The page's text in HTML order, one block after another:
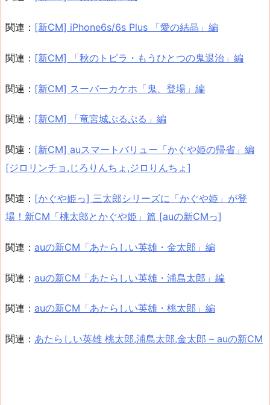
関連： [新CM] iPhone6s/6s Plus 「愛の結晶」編
関連： [新CM] 「秋のトビラ・もうひとつの鬼退治」編
関連： [新CM] スーパーカケホ「鬼、登場」編
関連： [新CM] 「竜宮城ぷるぷる」編
関連： [新CM] auスマートバリュー「かぐや姫の帰省」編
[ジロリンチョ,じろりんちょ,ジロりんちょ]
関連： [かぐや姫っ] 三太郎シリーズに「かぐや姫」が登
場！新CM「桃太郎とかぐや姫」篇 [auの新CMっ]
関連： auの新CM「あたらしい英雄・金太郎」編
関連： auの新CM「あたらしい英雄・浦島太郎」編
関連： auの新CM「あたらしい英雄・桃太郎」編
関連： あたらしい英雄 桃太郎,浦島太郎,金太郎 – auの新CM